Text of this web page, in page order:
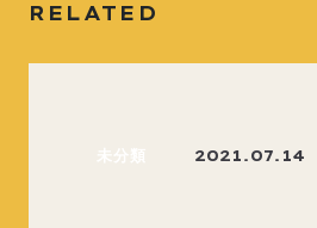
RELATED
未分類 2021.07.14